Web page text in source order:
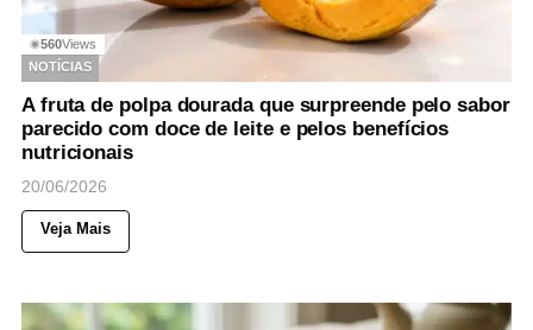
◉560Views
NOTÍCIAS
A fruta de polpa dourada que surpreende pelo sabor
parecido com doce de leite e pelos benefícios
nutricionais
20/06/2026
Veja Mais